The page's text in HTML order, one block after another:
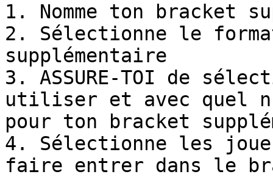
1. Nomme ton bracket
2. Sélectionne le
supplémentaire
3. ASSURE-TOI de
utiliser et avec quel
pour ton bracket
4. Sélectionne les
faire entrer dans le